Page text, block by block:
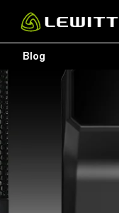
main
content
Blog